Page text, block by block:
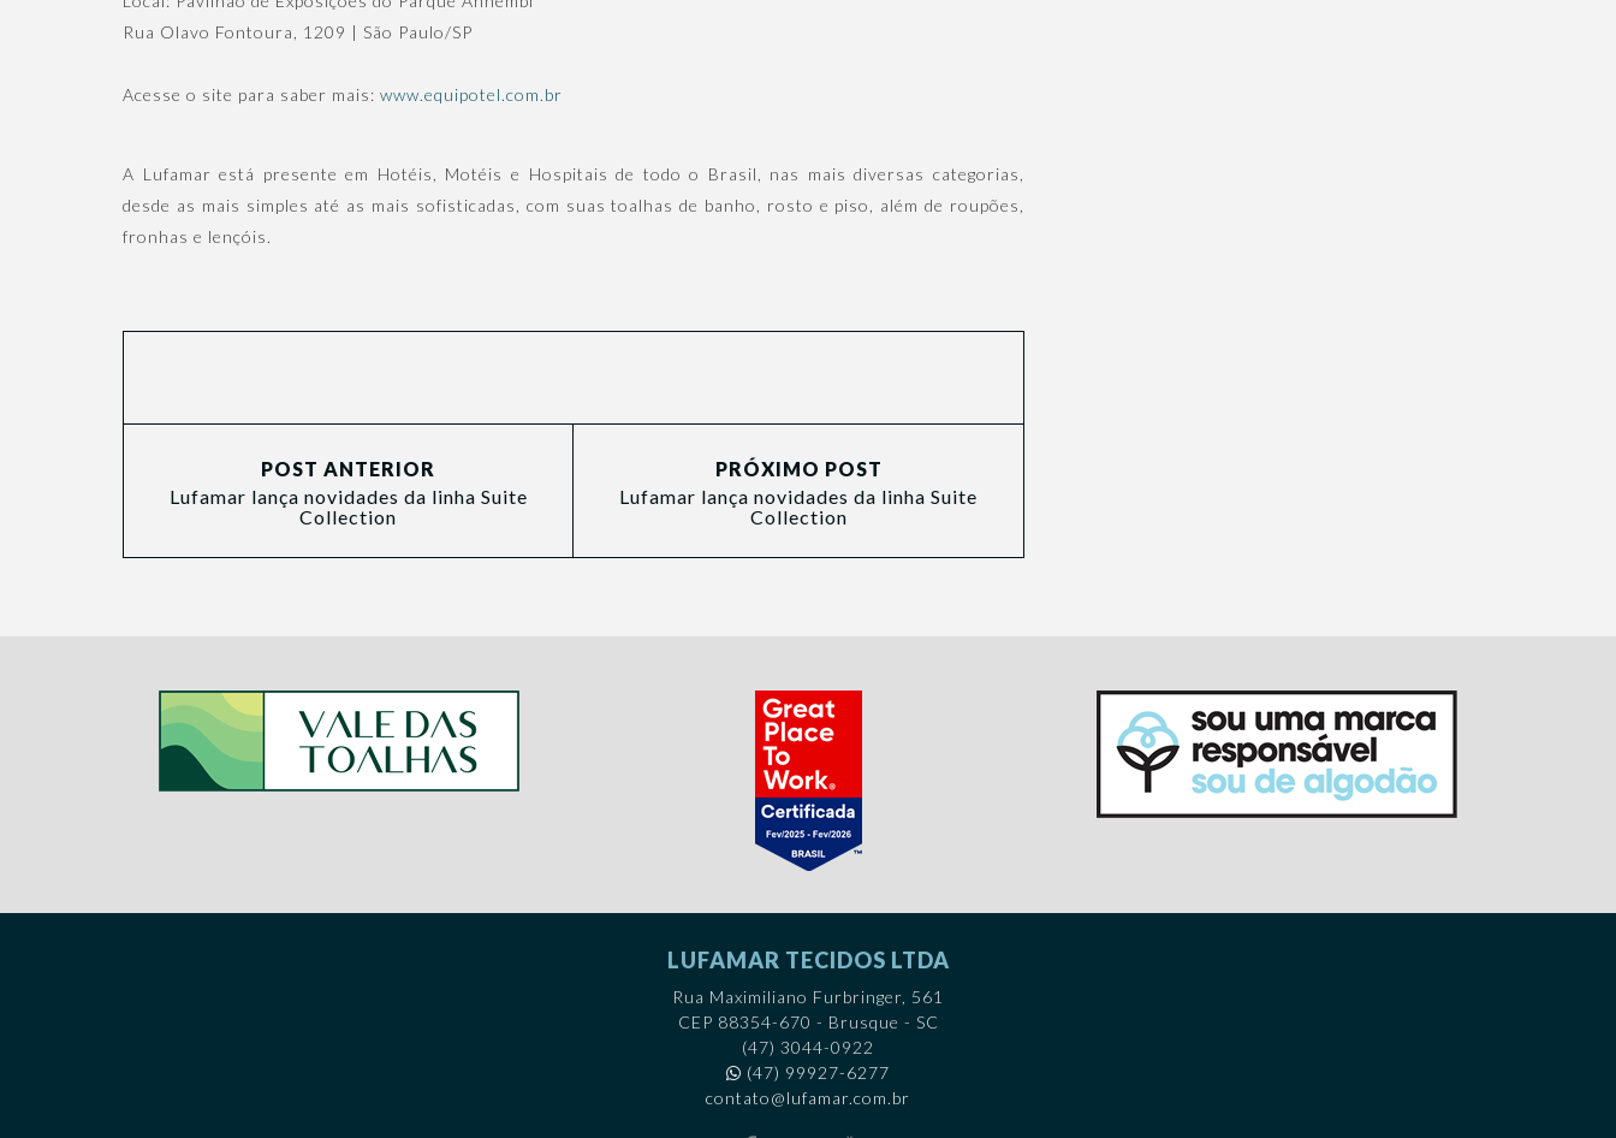
Rua Olavo Fontoura, 1209 | São Paulo/SP
Acesse o site para saber mais: www.equipotel.com.br
A Lufamar está presente em Hotéis, Motéis e Hospitais de todo o Brasil, nas mais diversas categorias,
desde as mais simples até as mais sofisticadas, com suas toalhas de banho, rosto e piso, além de roupões,
fronhas e lençóis.
POST ANTERIOR
Lufamar lança novidades da linha Suite
Collection
PRÓXIMO POST
Lufamar lança novidades da linha Suite
Collection
LUFAMAR TECIDOS LTDA
Rua Maximiliano Furbringer, 561
CEP 88354-670 - Brusque - SC
(47) 3044-0922
(47) 99927-6277
contato@lufamar.com.br